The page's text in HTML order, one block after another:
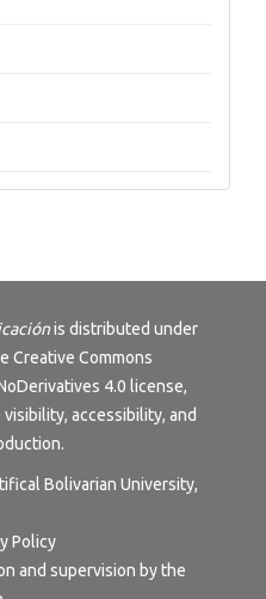
is distributed under
Creative Commons
4.0 license,
accessibility, and
Bolivarian University,
Policy
and supervision by the